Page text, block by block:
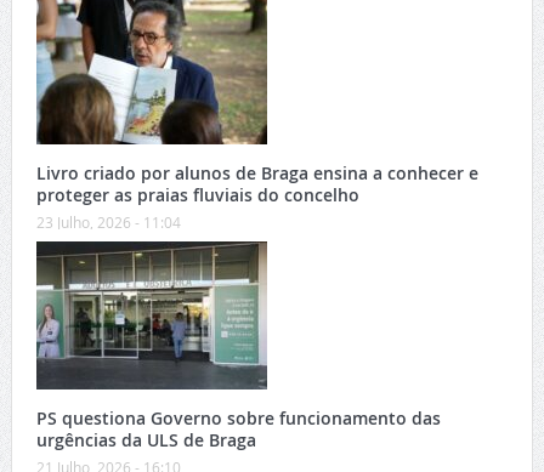
Livro criado por alunos de Braga ensina a conhecer e
proteger as praias fluviais do concelho
23 Julho, 2026 - 11:04
PS questiona Governo sobre funcionamento das
urgências da ULS de Braga
21 Julho, 2026 - 16:10